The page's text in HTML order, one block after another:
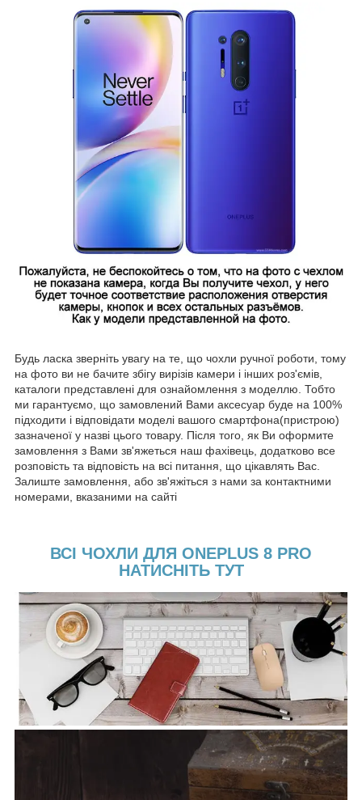
Будь ласка зверніть увагу на те, що чохли ручної роботи, тому
на фото ви не бачите збігу вирізів камери і інших роз'ємів,
каталоги представлені для ознайомлення з моделлю. Тобто
ми гарантуємо, що замовлений Вами аксесуар буде на 100%
підходити і відповідати моделі вашого смартфона(пристрою)
зазначеної у назві цього товару. Після того, як Ви оформите
замовлення з Вами зв'яжеться наш фахівець, додатково все
розповість та відповість на всі питання, що цікавлять Вас.
Залиште замовлення, або зв'яжіться з нами за контактними
номерами, вказаними на сайті
ВСІ ЧОХЛИ ДЛЯ ONEPLUS 8 PRO
НАТИСНІТЬ ТУТ